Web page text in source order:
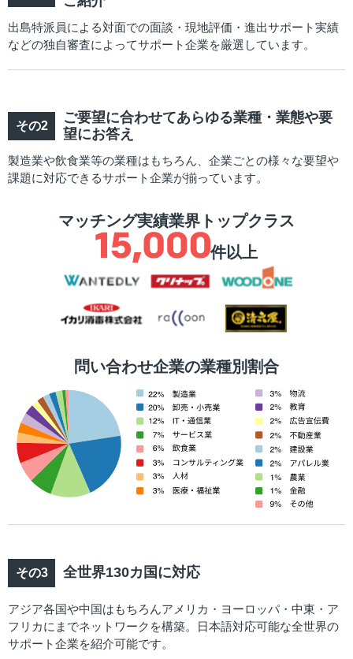
出島特派員による対面での面談・現地評価・進出サポート実績
などの独自審査によってサポート企業を厳選しています。
ご要望に合わせてあらゆる業種・業態や要
望にお答え
製造業や飲食業等の業種はもちろん、企業ごとの様々な要望や
課題に対応できるサポート企業が揃っています。
マッチング実績業界トップクラス
件以上
問い合わせ企業の業種別割合
全世界130カ国に対応
アジア各国や中国はもちろんアメリカ・ヨーロッパ・中東・ア
フリカにまでネットワークを構築。日本語対応可能な全世界の
サポート企業を紹介可能です。